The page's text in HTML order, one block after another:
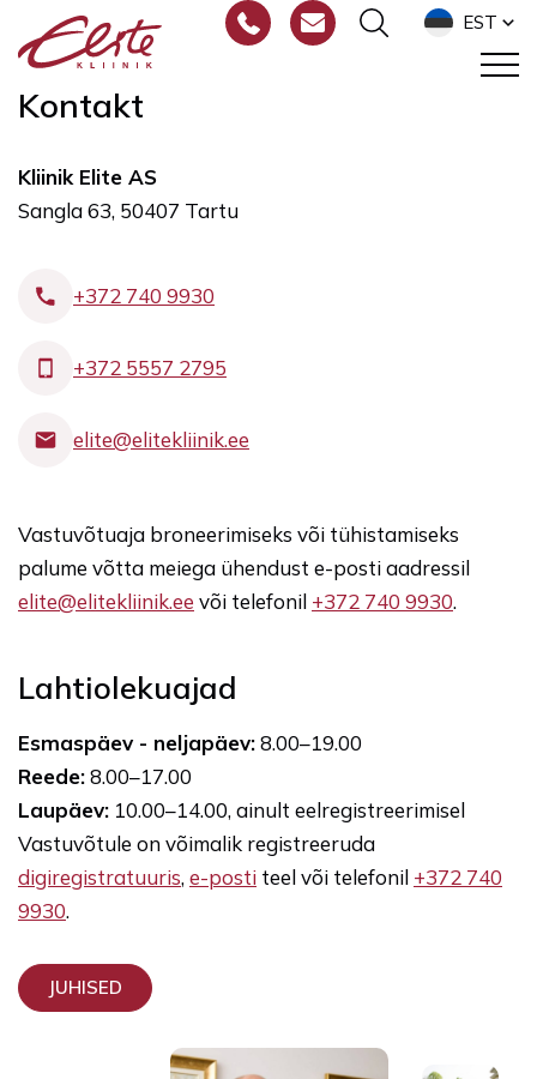
EST
Kontakt
Kliinik Elite AS
Sangla 63, 50407 Tartu
+372 740 9930
+372 5557 2795
elite@elitekliinik.ee
Vastuvõtuaja broneerimiseks või tühistamiseks
palume võtta meiega ühendust e-posti aadressil
elite@elitekliinik.ee või telefonil +372 740 9930.
Lahtiolekuajad
Esmaspäev - neljapäev:8.00–19.00
Reede:8.00–17.00
Laupäev: 10.00–14.00, ainult eelregistreerimisel
Vastuvõtule on võimalik registreeruda
digiregistratuuris, e-posti teel või telefonil +372 740
9930.
JUHISED